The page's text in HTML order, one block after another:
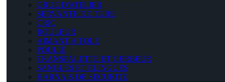
GRUE D'ATELIER
SERVANTE DE TUBE
CRIC
ROULEUR
AIMANT A TOLE
POULIE
TRANSPALETTE ET GERBEUR
SANGLES ET ELINGUES
HARNAIS DE SECURITE